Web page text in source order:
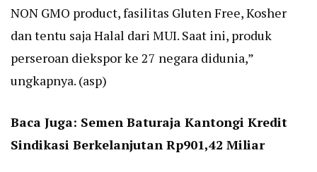
NON GMO product, fasilitas Gluten Free, Kosher
dan tentu saja Halal dari MUI. Saat ini, produk
perseroan diekspor ke 27 negara didunia,”
ungkapnya. (asp)
Baca Juga: Semen Baturaja Kantongi Kredit
Sindikasi Berkelanjutan Rp901,42 Miliar